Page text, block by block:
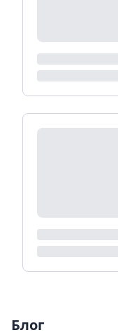
Блог